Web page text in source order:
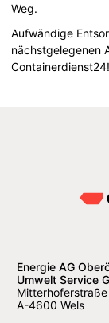
Weg.
Aufwändige
nächstgelegenen
Containerdienst24!
Energie AG
Umwelt Service
A-4600 Wels